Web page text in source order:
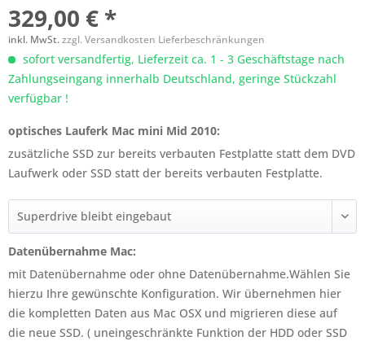
329,00 € *
inkl. MwSt.zzgl. Versandkosten Lieferbeschränkungen
sofort versandfertig, Lieferzeit ca. 1 - 3 Geschäftstage nach
Zahlungseingang innerhalb Deutschland, geringe Stückzahl
verfügbar !
optisches Lauferk Mac mini Mid 2010:
zusätzliche SSD zur bereits verbauten Festplatte statt dem DVD
Laufwerk oder SSD statt der bereits verbauten Festplatte.
Datenübernahme Mac:
mit Datenübernahme oder ohne Datenübernahme.Wählen Sie
hierzu Ihre gewünschte Konfiguration. Wir übernehmen hier
die kompletten Daten aus Mac OSX und migrieren diese auf
die neue SSD. ( uneingeschränkte Funktion der HDD oder SSD